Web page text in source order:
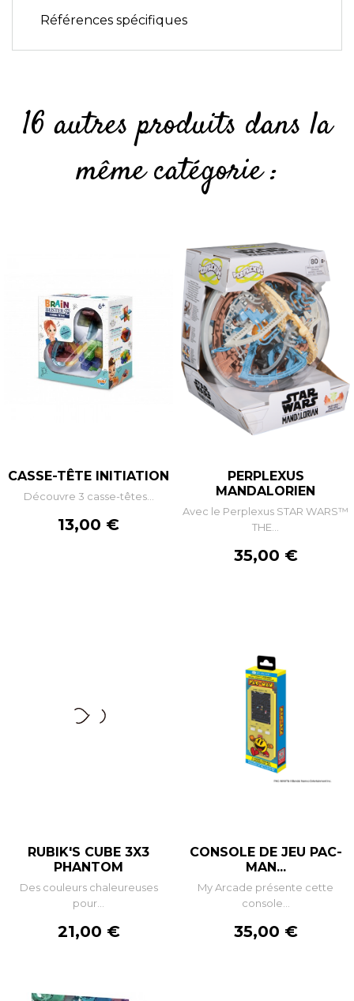
Références spécifiques
16 autres produits dans la
même catégorie :
CASSE-TÊTE INITIATION
Découvre 3 casse-têtes...
Prix
13,00 €
PERPLEXUS
MANDALORIEN
Avec le Perplexus STAR WARS™
THE...
Prix
35,00 €
RUBIK'S CUBE 3X3
PHANTOM
Des couleurs chaleureuses
pour...
Prix
21,00 €
CONSOLE DE JEU PAC-
MAN...
My Arcade présente cette
console...
Prix
35,00 €